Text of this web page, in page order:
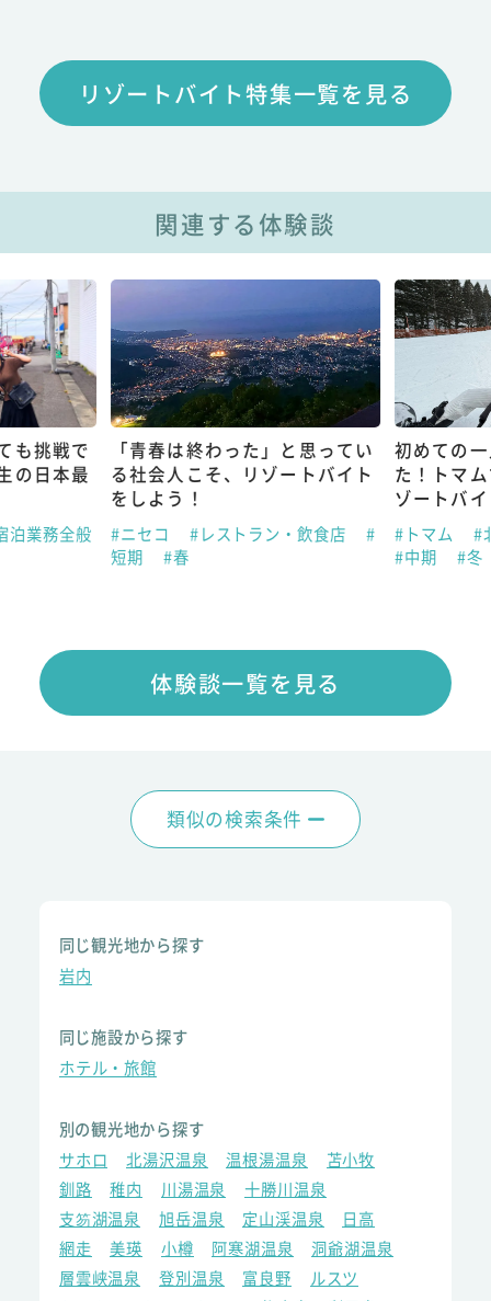
リゾートバイト特集一覧を見る
関連する体験談
も挑戦で
の日本最
泊業務全般
「青春は終わった」と思ってい
る社会人こそ、リゾートバイト
をしよう！
#ニセコ #レストラン・飲食店
#
短期
#春
初めての
た！トマ
ゾートバ
#トマム
#
#中期
#冬
体験談一覧を見る
類似の検索条件
同じ観光地から探す
岩内
同じ施設から探す
ホテル・旅館
別の観光地から探す
サホロ
北湯沢温泉 温根湯温泉
苫小牧
釧路
稚内 川湯温泉
十勝川温泉
支笏湖温泉
旭岳温泉 定山渓温泉
日高
網走
美瑛 小樽 阿寒湖温泉
洞爺湖温泉
層雲峡温泉
登別温泉 富良野
ルスツ